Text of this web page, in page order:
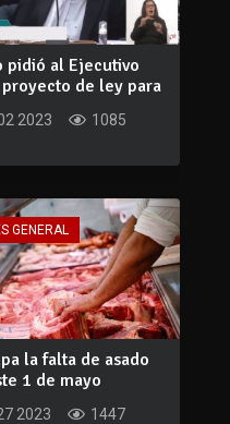
pidió al Ejecutivo
de ley para
2023
1085
GENERAL
la falta de asado
1 de mayo
2023
1447